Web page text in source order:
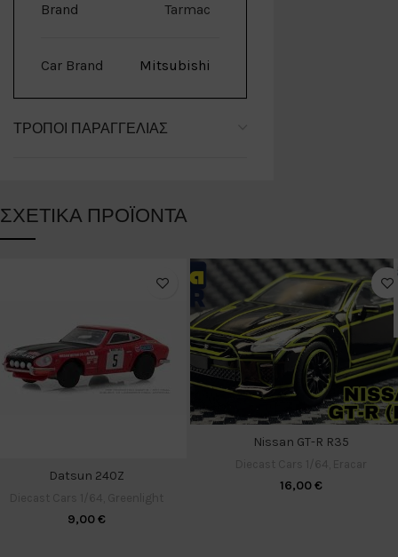
Brand Tarmac
Car Brand Mitsubishi
ΤΡΌΠΟΙ ΠΑΡΑΓΓΕΛΊΑΣ
ΣΧΕΤΙΚΆ ΠΡΟΪΌΝΤΑ
Datsun 240Z
9,00€
Nissan GT-R R35
16,00€